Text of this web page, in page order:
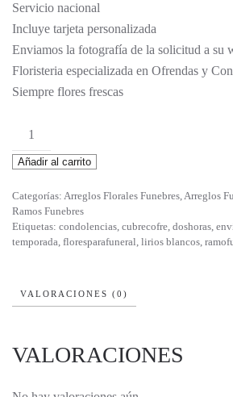
Servicio nacional
Incluye tarjeta personalizada
Enviamos la fotografía de la solicitud a su
Floristeria especializada en Ofrendas y
Siempre flores frescas
Abdiel
cantidad
Añadir al carrito
Categorías: Arreglos Florales Funebres,Arreglos
Ramos Funebres
Etiquetas: condolencias, cubrecofre, doshoras,
temporada, floresparafuneral, lirios blancos,
VALORACIONES (0)
VALORACIONES